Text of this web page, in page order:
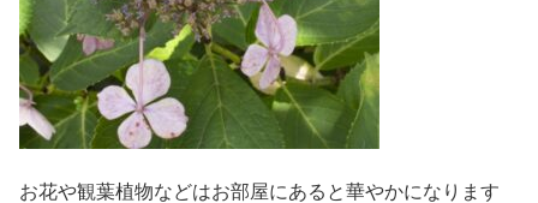
お花や観葉植物などはお部屋にあると華やかになります